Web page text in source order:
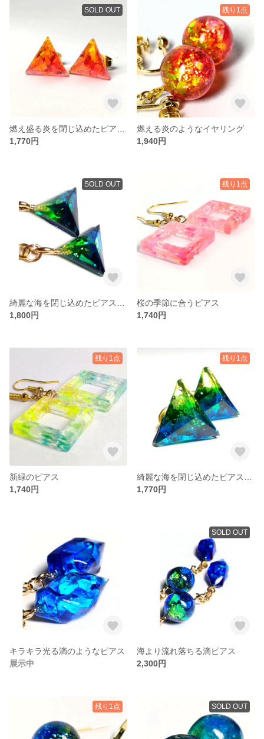
SOLD OUT
1,770円
残り1点
燃える炎のようなイヤリング
1,940円
SOLD OUT
1,800円
残り1点
桜の季節に合うピアス
1,740円
残り1点
新緑のピアス
1,740円
残り1点
1,770円
キラキラ光る滴のようなピアス
展示中
SOLD OUT
海より流れ落ちる滴ピアス
2,300円
残り1点 SOLD OUT